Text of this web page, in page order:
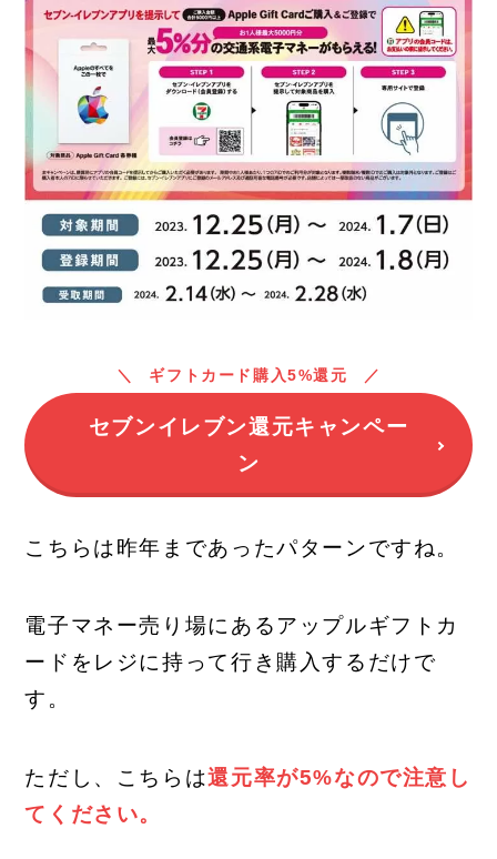
ギフトカード購入5%還元
セブンイレブン還元キャンペー
ン
こちらは昨年まであったパターンですね。
電子マネー売り場にあるアップルギフトカ
ードをレジに持って行き購入するだけで
す。
ただし、こちらは還元率が5%なので注意し
てください。